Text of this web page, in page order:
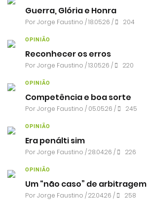
Guerra, Glória e Honra
PorJorge Faustino / 18.05.26 / 204
OPINIÃO
Reconhecer os erros
PorJorge Faustino / 13.05.26 / 220
OPINIÃO
Competência e boa sorte
PorJorge Faustino / 05.05.26 / 245
OPINIÃO
Era penálti sim
PorJorge Faustino / 28.04.26 / 226
OPINIÃO
Um “não caso” de arbitragem
PorJorge Faustino / 22.04.26 / 258